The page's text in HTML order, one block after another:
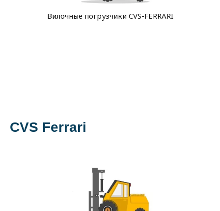
Вилочные погрузчики CVS-FERRARI
CVS Ferrari